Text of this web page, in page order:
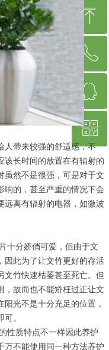
带来较强的舒适感，不
该长时间的放置在有辐射的
虽然不是很强，可是对于文
响的，甚至严重的情况下会
远离有辐射的电器，如微波
分娇俏可爱，但由于文
因此为了让文竹更好的存活
文竹快速枯萎甚至死亡。但
，故而也不能矫枉过正让文
光不是十分充足的位置，
。
质特点不一样因此养护
万不能使用同一种方法养护
ꁸ
回到顶部
ꂅ
ꁗ
78997383
ꀥ
微信二维码